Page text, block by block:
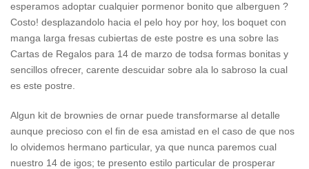
esperamos adoptar cualquier pormenor bonito que alberguen ?
Costo! desplazandolo hacia el pelo hoy por hoy, los boquet con
manga larga fresas cubiertas de este postre es una sobre las
Cartas de Regalos para 14 de marzo de todsa formas bonitas y
sencillos ofrecer, carente descuidar sobre ala lo sabroso la cual
es este postre.
Algun kit de brownies de ornar puede transformarse al detalle
aunque precioso con el fin de esa amistad en el caso de que nos
lo olvidemos hermano particular, ya que nunca paremos cual
nuestro 14 de igos; te presento estilo particular de prosperar